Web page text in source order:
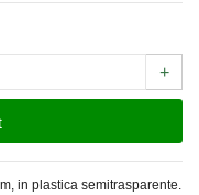
+
in plastica semitrasparente.